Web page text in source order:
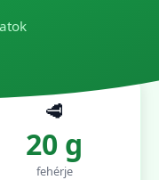
🥩
20 g
fehérje